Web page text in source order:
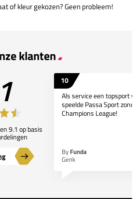
of kleur gekozen? Geen probleem!
klanten
9.1 op basis
10
Als service een topsport
speelde Passa Sport
Champions League!
By Funda
Genk